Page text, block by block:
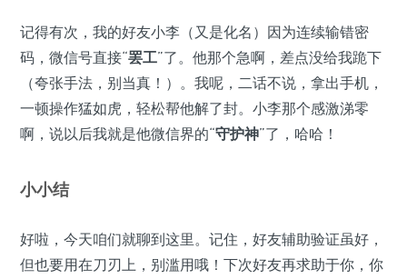
记得有次，我的好友小李（又是化名）因为连续输错密
码，微信号直接“罢工”了。他那个急啊，差点没给我跪下
（夸张手法，别当真！）。我呢，二话不说，拿出手机，
一顿操作猛如虎，轻松帮他解了封。小李那个感激涕零
啊，说以后我就是他微信界的“守护神”了，哈哈！
小小结
好啦，今天咱们就聊到这里。记住，好友辅助验证虽好，
但也要用在刀刃上，别滥用哦！下次好友再求助于你，你